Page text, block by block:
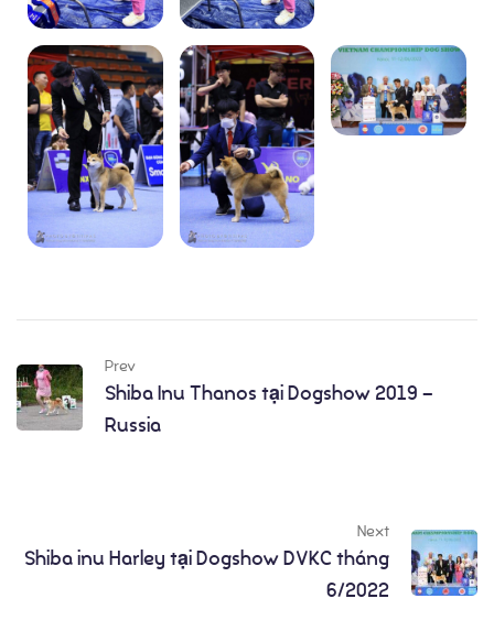
Dịch vụ phối giống
Prev
Shiba Inu Thanos tại Dogshow 2019 –
Russia
Next
Shiba inu Harley tại Dogshow DVKC tháng
6/2022